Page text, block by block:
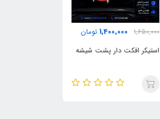
1,650,000
1,400,000 تومان
استیکر افکت دار پشت شیشه